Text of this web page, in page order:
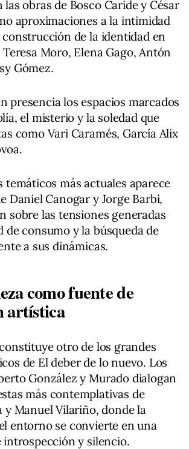
obras de Bosco Caride y César
aproximaciones a la intimidad
de la identidad en
Moro, Elena Gago, Antón
Gómez.
presencia los espacios marcados
el misterio y la soledad que
como Vari Caramés, García Alix
temáticos más actuales aparece
Daniel Canogar y Jorge Barbi,
sobre las tensiones generadas
de consumo y la búsqueda de
a sus dinámicas.
como fuente de
artística
otro de los grandes
de El deber de lo nuevo. Los
González y Murado dialogan
más contemplativas de
y Manuel Vilariño, donde la
entorno se convierte en una
introspección y silencio.